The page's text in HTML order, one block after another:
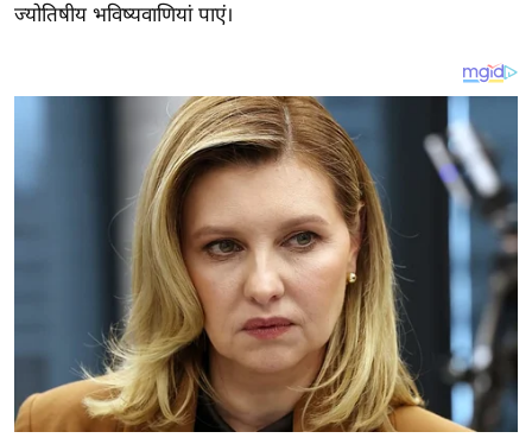
वि
ज्ञ
ब
क्रि
के
ट
ज्योतिषीय भविष्यवाणियां पाएं।